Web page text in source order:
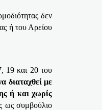
δεν
ή του Αρείου
19 και 20 του
διαταχθεί με
ή και χωρίς
ως συμβούλιο